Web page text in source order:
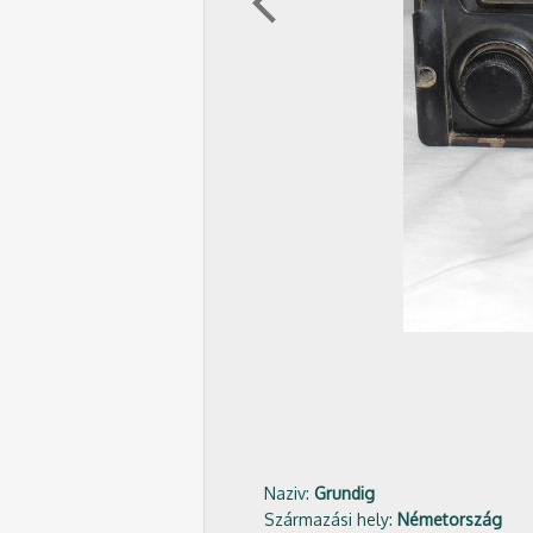
Naziv: Grundig
Származási hely: Németország